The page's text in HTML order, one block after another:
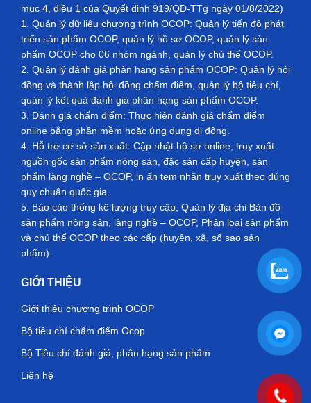
mục 4, điều 1 của Quyết định 919/QĐ-TTg ngày 01/8/2022)
1. Quản lý dữ liệu chương trình OCOP: Quản lý tiến độ phát
triển sản phẩm OCOP, quản lý hồ sơ OCOP, quản lý sản
phẩm OCOP cho 06 nhóm ngành, quản lý chủ thể OCOP.
2. Quản lý đánh giá phân hạng sản phẩm OCOP: Quản lý hội
đồng và thành lập hội đồng chấm điểm, quản lý bộ tiêu chí,
quản lý kết quả đánh giá phân hạng sản phẩm OCOP.
3. Đánh giá chấm điểm: Thực hiện đánh giá chấm điểm
online bằng phần mềm hoặc ứng dụng di động.
4. Hỗ trợ cơ sở sản xuất: Cập nhật hồ sơ online, truy xuất
nguồn gốc sản phẩm nông sản, đặc sản cấp huyện, sản
phẩm làng nghề – OCOP, in ấn tem nhãn truy xuất theo đúng
quy chuẩn quốc gia.
5. Báo cáo thống kê lượng truy cập, Quản lý địa chỉ Bản đồ
sản phẩm nông sản, làng nghề – OCOP, Phân loại sản phẩm
và chủ thể OCOP theo các cấp (huyện, xã, số sao sản
phẩm).
GIỚI THIỆU
Giới thiệu chương trình OCOP
Bộ tiêu chí chấm điểm Ocop
Bộ Tiêu chí đánh giá, phân hạng sản phẩm
Liên hệ